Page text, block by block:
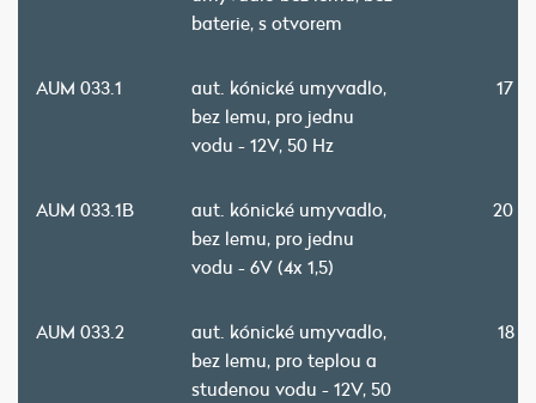
baterie, s otvorem
AUM 033.1
aut. kónické umyvadlo,
bez lemu, pro jednu
vodu - 12V, 50 Hz
17
AUM 033.1B
aut. kónické umyvadlo,
bez lemu, pro jednu
vodu - 6V (4x 1,5)
20
AUM 033.2
aut. kónické umyvadlo,
bez lemu, pro teplou a
studenou vodu - 12V, 50
18